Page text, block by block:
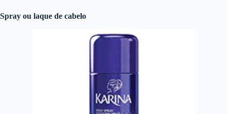
Spray ou laque de cabelo